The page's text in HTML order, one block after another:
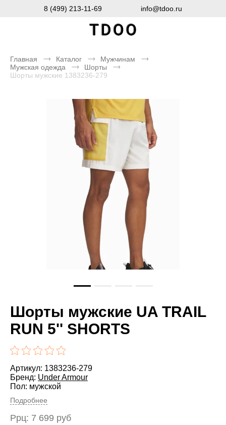
8 (499) 213-11-69 info@tdoo.ru
Главная Каталог
Мужчинам
Мужская одежда
Шорты
Шорты мужские 1383236-279
Шорты мужские UA TRAIL
RUN 5'' SHORTS
Артикул: 1383236-279
Бренд: Under Armour
Пол: мужской
Подробнее
Ррц: 7 699 руб